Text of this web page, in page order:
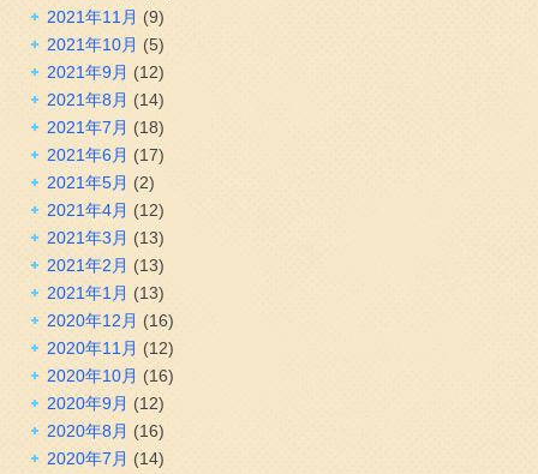
2021年11月 (9)
2021年10月 (5)
2021年9月 (12)
2021年8月 (14)
2021年7月 (18)
2021年6月 (17)
2021年5月 (2)
2021年4月 (12)
2021年3月 (13)
2021年2月 (13)
2021年1月 (13)
2020年12月 (16)
2020年11月 (12)
2020年10月 (16)
2020年9月 (12)
2020年8月 (16)
2020年7月 (14)